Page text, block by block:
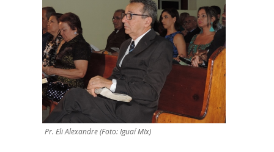
Pr. Eli Alexandre (Foto: Iguaí MIx)